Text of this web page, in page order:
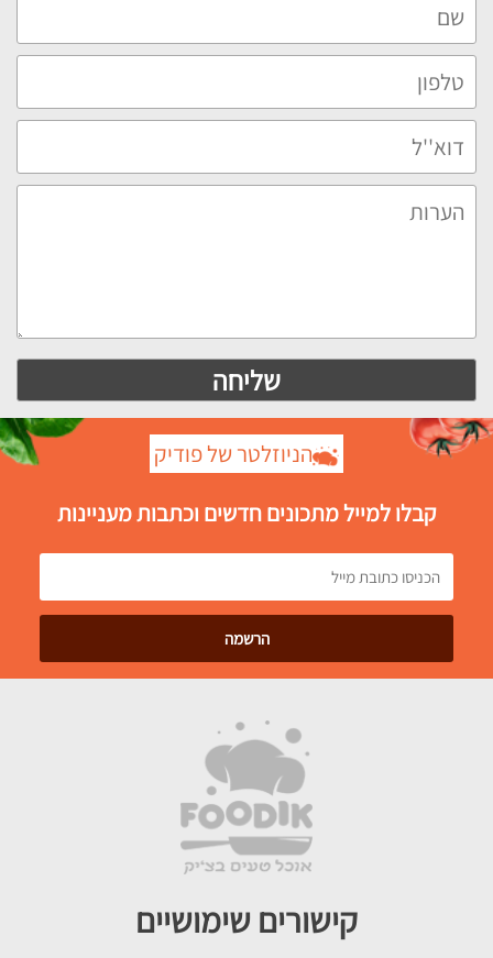
הניוזלטר של פודיק
קבלו למייל מתכונים חדשים וכתבות מעניינות
קישורים שימושיים